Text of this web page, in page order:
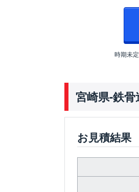
時期未
宮崎県-鉄
お見積結果